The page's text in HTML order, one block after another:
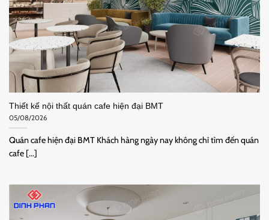
Thiết kế nội thất quán cafe hiện đại BMT
05/08/2026
Quán cafe hiện đại BMT Khách hàng ngày nay không chỉ tìm đến quán
cafe [...]